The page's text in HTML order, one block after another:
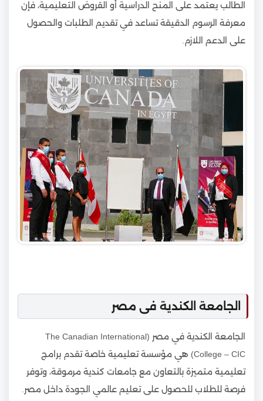
الطالب يعتمد على المنح الدراسية أو القروض التعليمية، فإن
معرفة الرسوم الدقيقة تساعد في تقديم الطلبات والحصول
على الدعم اللازم.
الجامعة الكندية فى مصر
الجامعة الكندية في مصر (The Canadian International
College – CIC) هي مؤسسة تعليمية خاصة تقدم برامج
تعليمية متميزة بالتعاون مع جامعات كندية مرموقة، وتوفر
فرصة للطلاب للحصول على تعليم عالمي الجودة داخل مصر.